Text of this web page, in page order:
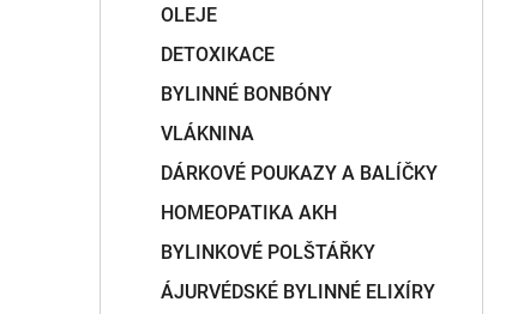
OLEJE
DETOXIKACE
BYLINNÉ BONBÓNY
VLÁKNINA
DÁRKOVÉ POUKAZY A BALÍČKY
HOMEOPATIKA AKH
BYLINKOVÉ POLŠTÁŘKY
ÁJURVÉDSKÉ BYLINNÉ ELIXÍRY